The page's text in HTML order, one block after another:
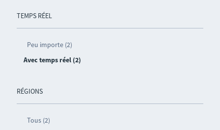
TEMPS RÉEL
Peu importe (2)
Avec temps réel (2)
RÉGIONS
Tous (2)